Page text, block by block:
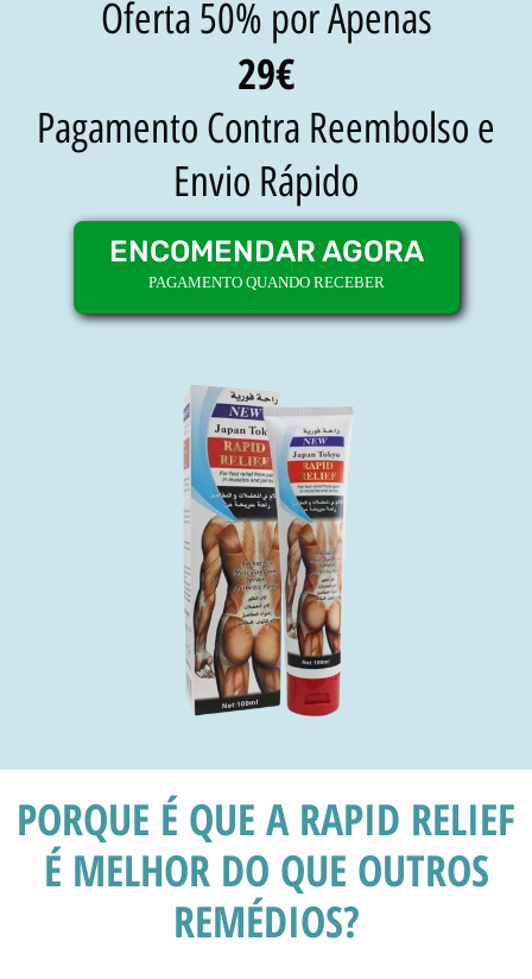
Oferta 50% por Apenas
29€
Pagamento Contra Reembolso e
Envio Rápido
ENCOMENDAR AGORA
PAGAMENTO QUANDO RECEBER
PORQUE É QUE A RAPID RELIEF
É MELHOR DO QUE OUTROS
REMÉDIOS?